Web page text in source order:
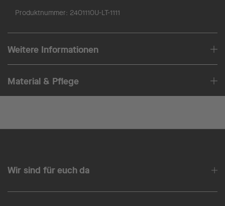
Produktnummer: 2401110U-LT-1111
Weitere Informationen
Material & Pflege
Wir sind für euch da